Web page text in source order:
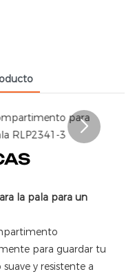
la pala para un
para guardar tu
y resistente a